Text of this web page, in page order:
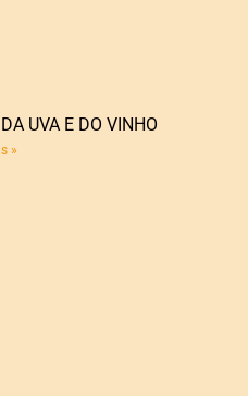
UVA E DO VINHO
»